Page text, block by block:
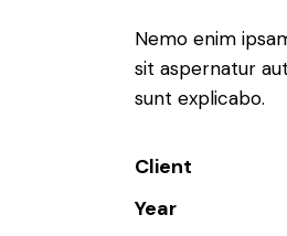
Nemo enim
sit aspernatur
sunt explicabo.
Client
Year